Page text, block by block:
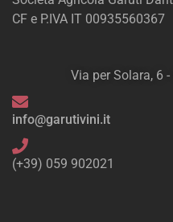
CF e P.IVA IT 00935560367
Via per Solara, 6
info@garutivini.it
(+39) 059 902021